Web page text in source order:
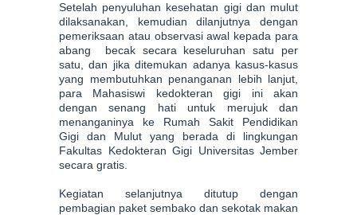
Setelah penyuluhan kesehatan gigi dan mulut
dilaksanakan, kemudian dilanjutnya dengan
pemeriksaan atau observasi awal kepada para
abang becak secara keseluruhan satu per
satu, dan jika ditemukan adanya kasus-kasus
yang membutuhkan penanganan lebih lanjut,
para Mahasiswi kedokteran gigi ini akan
dengan senang hati untuk merujuk dan
menanganinya ke Rumah Sakit Pendidikan
Gigi dan Mulut yang berada di lingkungan
Fakultas Kedokteran Gigi Universitas Jember
secara gratis.
Kegiatan selanjutnya ditutup dengan
pembagian paket sembako dan sekotak makan